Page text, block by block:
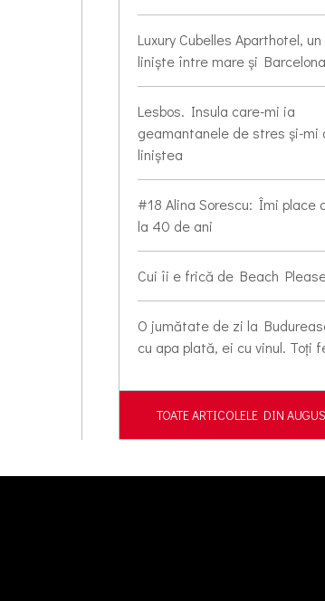
Luxury Cubelles Aparthotel,
liniște între mare și Barcelona
Lesbos. Insula care-mi ia
geamantanele de stres și-mi
liniștea
#18 Alina Sorescu: Îmi place
la 40 de ani
Cui îi e frică de Beach
O jumătate de zi la
cu apa plată, ei cu vinul. Toți
TOATE ARTICOLELE DIN